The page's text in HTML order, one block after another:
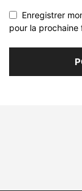
Enregistrer
pour la prochaine